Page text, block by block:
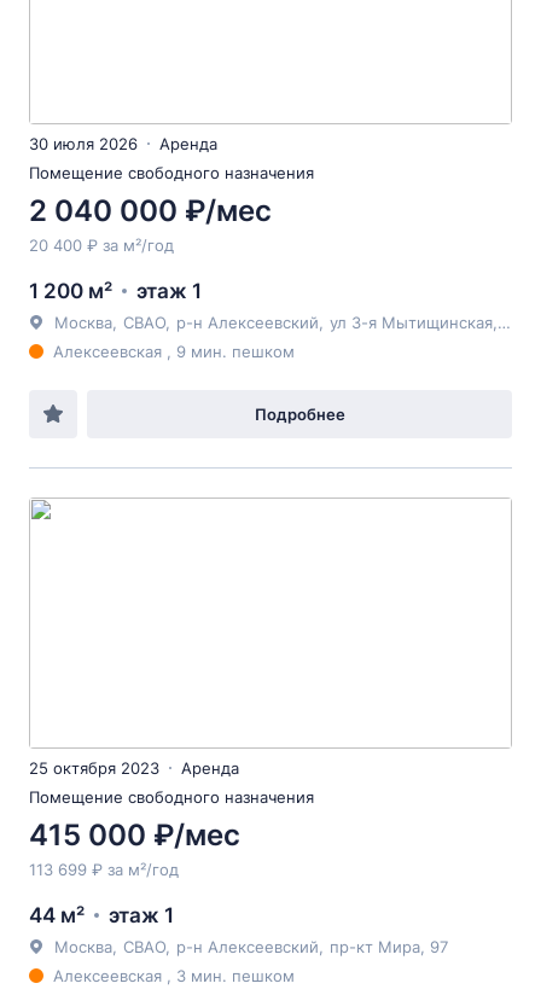
30 июля 2026
Аренда
Помещение свободного назначения
2 040 000 ₽/мес
20 400 ₽ за м²/год
1 200 м² этаж 1
Москва СВАО р-н Алексеевский ул 3-я Мытищинская
Алексеевская , 9 мин. пешком
Подробнее
25 октября 2023
Аренда
Помещение свободного назначения
415 000 ₽/мес
113 699 ₽ за м²/год
44 м² этаж 1
Москва СВАО р-н Алексеевский пр-кт Мира , 97
Алексеевская , 3 мин. пешком